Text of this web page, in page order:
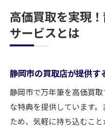
高価買取を実現
サービスとは
静岡市の買取店が提供す
静岡市で万年筆を高価買
な特典を提供しています
ため、気軽に持ち込むこ